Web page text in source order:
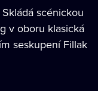
scénickou
v oboru klasická
seskupení Fillak